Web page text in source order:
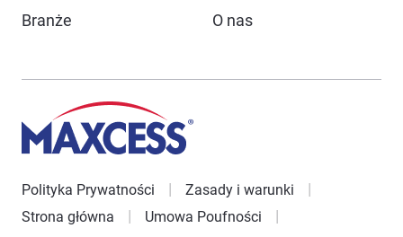
Branże O nas
Polityka Prywatności
Zasady i warunki
Strona główna
Umowa Poufności